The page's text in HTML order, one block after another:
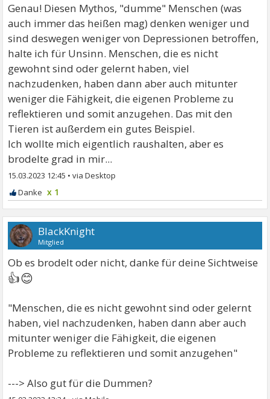
Genau! Diesen Mythos, "dumme" Menschen (was
auch immer das heißen mag) denken weniger und
sind deswegen weniger von Depressionen betroffen,
halte ich für Unsinn. Menschen, die es nicht
gewohnt sind oder gelernt haben, viel
nachzudenken, haben dann aber auch mitunter
weniger die Fähigkeit, die eigenen Probleme zu
reflektieren und somit anzugehen. Das mit den
Tieren ist außerdem ein gutes Beispiel.
Ich wollte mich eigentlich raushalten, aber es
brodelte grad in mir...
15.03.2023 12:45 •
x 1
BlackKnight
Mitglied
Ob es brodelt oder nicht, danke für deine Sichtweise
👍😊
"Menschen, die es nicht gewohnt sind oder gelernt
haben, viel nachzudenken, haben dann aber auch
mitunter weniger die Fähigkeit, die eigenen
Probleme zu reflektieren und somit anzugehen"
---> Also gut für die Dummen?